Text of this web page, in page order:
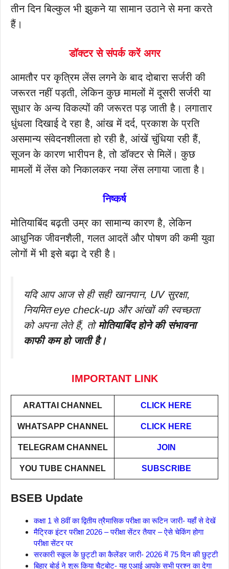
तीन दिन बिल्कुल भी झुकने या सामान उठाने से मना करते
हैं।
डॉक्टर से संपर्क करें अगर
आमतौर पर कृत्रिम लेंस लगने के बाद दोबारा सर्जरी की
जरूरत नहीं पड़ती, लेकिन कुछ मामलों में दूसरी सर्जरी या
सुधार के अन्य विकल्पों की जरूरत पड़ जाती है। लगातार
धुंधला दिखाई दे रहा है, आंख में दर्द, प्रकाश के प्रति
असमान्य संवेदनशीलता हो रही है, आंखें चुंधिया रही हैं,
सूजन के कारण भारीपन है, तो डॉक्टर से मिलें। कुछ
मामलों में लेंस को निकालकर नया लेंस लगाया जाता है।
निष्कर्ष
मोतियाबिंद बढ़ती उम्र का सामान्य कारण है, लेकिन
आधुनिक जीवनशैली, गलत आदतें और पोषण की कमी युवा
लोगों में भी इसे बढ़ा दे रही है।
यदि आप आज से ही सही खानपान, UV सुरक्षा,
नियमित eye check-up और आंखों की स्वच्छता
को अपना लेते हैं, तोमोतियाबिंद होने की संभावना
काफी कम हो जाती है।
IMPORTANT LINK
ARATTAI CHANNEL CLICK HERE
WHATSAPP CHANNEL CLICK HERE
TELEGRAM CHANNEL JOIN
YOU TUBE CHANNEL SUBSCRIBE
BSEB Update
कक्षा 1 से 8वीं का द्वितीय त्रैमासिक परीक्षा का रूटिन जारी- यहाँ से देखें
मैट्रिक इंटर परीक्षा 2026 – परीक्षा सेंटर तैयार – ऐसे चेकिंग होगा
परीक्षा सेंटर पर
सरकारी स्कूल के छुट्टी का कैलेंडर जारी- 2026 में 75 दिन की छुट्टी
बिहार बोर्ड ने शुरू किया चैटबोट- यह एआई आपके सभी प्रश्न का देगा